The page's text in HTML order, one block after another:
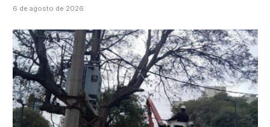
6 de agosto de 2026